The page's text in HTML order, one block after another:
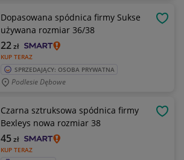
Dopasowana spódnica firmy Sukse
używana rozmiar 36/38
KUP TERAZ
22zł
SPRZEDAJĄCY: OSOBA PRYWATNA
Podlesie Dębowe
Czarna sztruksowa spódnica firmy
Bexleys nowa rozmiar 38
KUP TERAZ
45zł